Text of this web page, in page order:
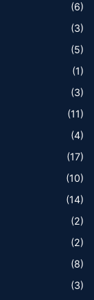
(6)
(3)
(5)
(1)
(3)
(11)
(4)
(17)
(10)
(14)
(2)
(2)
(8)
(3)